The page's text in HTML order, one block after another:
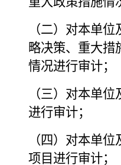
（二）对本单
略决策、重大措
情况进行审计；
（三）对本单
进行审计；
（四）对本单
项目进行审计；